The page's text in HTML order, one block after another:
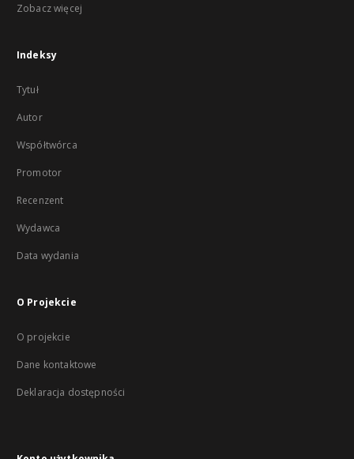
Zobacz więcej
Indeksy
Tytuł
Autor
Współtwórca
Promotor
Recenzent
Wydawca
Data wydania
O Projekcie
O projekcie
Dane kontaktowe
Deklaracja dostępności